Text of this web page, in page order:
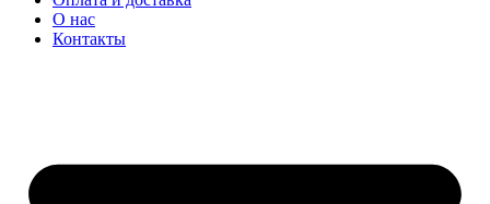
О нас
Контакты